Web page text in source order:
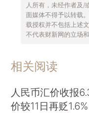
人所有，未经作者及/
面媒体不得予以转载
载授权并不包括上述
不代表财新网的立场和
相关阅读
人民币汇价收报
价较11日再贬1.6%